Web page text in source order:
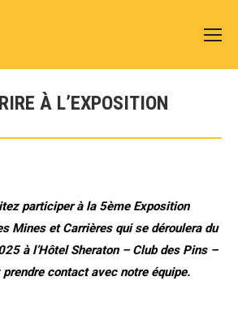
À L’EXPOSITION
participer à la 5ème Exposition
Mines et Carrières qui se déroulera du
à l’Hôtel Sheraton – Club des Pins –
contact avec notre équipe.